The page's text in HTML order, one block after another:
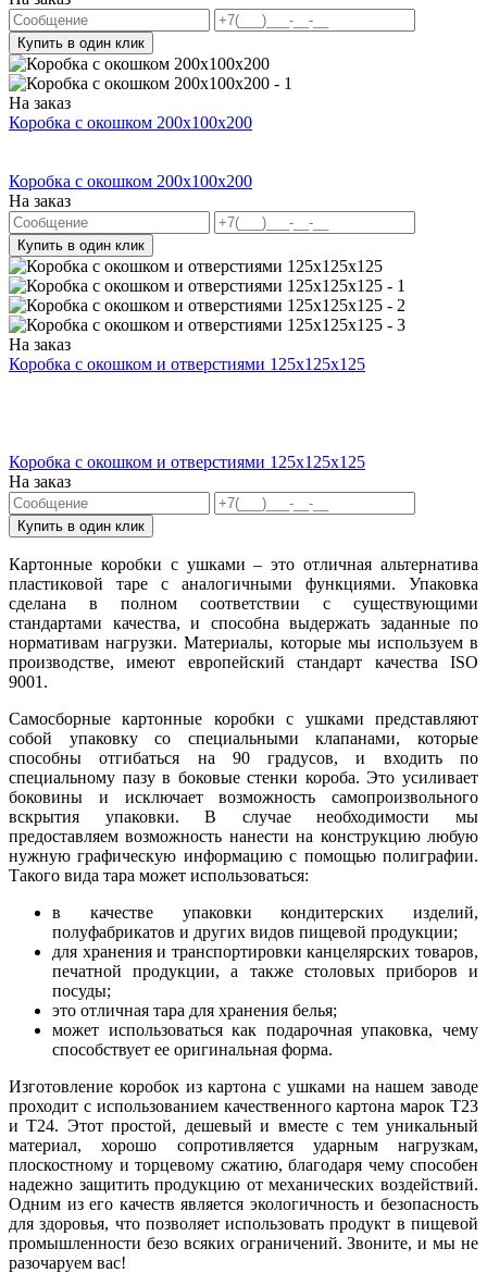
Купить в один клик
На заказ
Коробка с окошком 200x100x200
Коробка с окошком 200x100x200
На заказ
Купить в один клик
На заказ
Коробка с окошком и отверстиями 125x125x125
Коробка с окошком и отверстиями 125x125x125
На заказ
Купить в один клик
Картонные коробки с ушками – это отличная альтернатива
пластиковой таре с аналогичными функциями. Упаковка
сделана в полном соответствии с существующими
стандартами качества, и способна выдержать заданные по
нормативам нагрузки. Материалы, которые мы используем в
производстве, имеют европейский стандарт качества ISO
9001.
Самосборные картонные коробки с ушками представляют
собой упаковку со специальными клапанами, которые
способны отгибаться на 90 градусов, и входить по
специальному пазу в боковые стенки короба. Это усиливает
боковины и исключает возможность самопроизвольного
вскрытия упаковки. В случае необходимости мы
предоставляем возможность нанести на конструкцию любую
нужную графическую информацию с помощью полиграфии.
Такого вида тара может использоваться:
в качестве упаковки кондитерских изделий,
полуфабрикатов и других видов пищевой продукции;
для хранения и транспортировки канцелярских товаров,
печатной продукции, а также столовых приборов и
посуды;
это отличная тара для хранения белья;
может использоваться как подарочная упаковка, чему
способствует ее оригинальная форма.
Изготовление коробок из картона с ушками на нашем заводе
проходит с использованием качественного картона марок Т23
и Т24. Этот простой, дешевый и вместе с тем уникальный
материал, хорошо сопротивляется ударным нагрузкам,
плоскостному и торцевому сжатию, благодаря чему способен
надежно защитить продукцию от механических воздействий.
Одним из его качеств является экологичность и безопасность
для здоровья, что позволяет использовать продукт в пищевой
промышленности безо всяких ограничений. Звоните, и мы не
разочаруем вас!